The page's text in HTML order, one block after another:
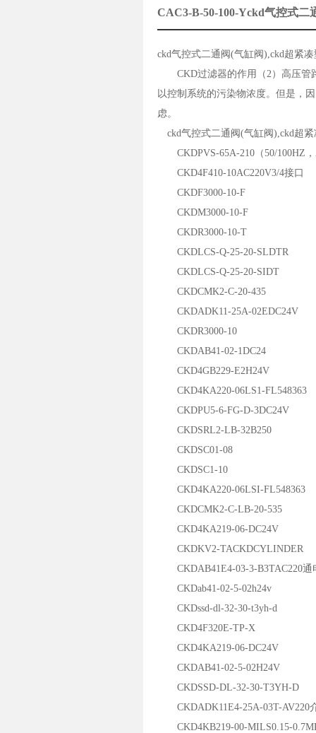
CAC3-B-50-100-Yckd气控式
ckd气控式二通阀(气缸阀),ckd超紧
CKD过滤器的作用（2）高压管
以控制系统的污染物浓度。但是，
虑。
ckd气控式二通阀(气缸阀),ckd超
CKDPVS-65A-210（50/100HZ，
CKD4F410-10AC220V3/4接口
CKDF3000-10-F
CKDM3000-10-F
CKDR3000-10-T
CKDLCS-Q-25-20-SLDTR
CKDLCS-Q-25-20-SIDT
CKDCMK2-C-20-435
CKDADK11-25A-02EDC24V
CKDR3000-10
CKDAB41-02-1DC24
CKD4GB229-E2H24V
CKD4KA220-06LS1-FL548363
CKDPU5-6-FG-D-3DC24V
CKDSRL2-LB-32B250
CKDSC01-08
CKDSC1-10
CKD4KA220-06LSI-FL548363
CKDCMK2-C-LB-20-535
CKD4KA219-06-DC24V
CKDKV2-TACKDCYLINDER
CKDAB41E4-03-3-B3TAC220通
CKDab41-02-5-02h24v
CKDssd-dl-32-30-t3yh-d
CKD4F320E-TP-X
CKD4KA219-06-DC24V
CKDAB41-02-5-02H24V
CKDSSD-DL-32-30-T3YH-D
CKDADK11E4-25A-03T-AV220
CKD4KB219-00-MILS0.15-